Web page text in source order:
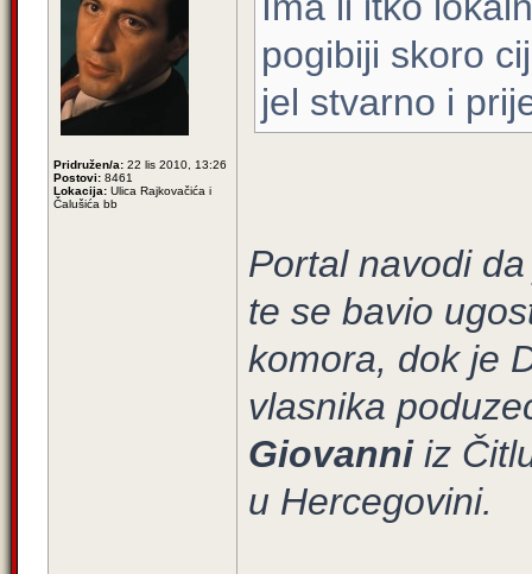
Pridružen/a: 22 lis 2010, 13:26
Postovi: 8461
Lokacija: Ulica Rajkovačića i
Čalušića bb
pogibiji skoro
jel stvarno i
Portal navodi
te se bavio
komora, dok je
vlasnika
Giovanniiz
u Hercegovini.